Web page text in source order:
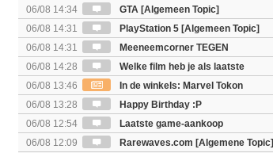
06/08 14:34
GTA [Algemeen Topic]
06/08 14:31
PlayStation 5 [Algemeen Topic]
06/08 14:31
Meeneemcorner TEGEN
KOSTPRIJS
06/08 14:28
Welke film heb je als laatste
gezien?
06/08 13:46
In de winkels: Marvel Tokon
Fighting Souls & Beast of Reincarnation
06/08 13:28
Happy Birthday :P
06/08 12:54
Laatste game-aankoop
06/08 12:09
Rarewaves.com [Algemene Topic]